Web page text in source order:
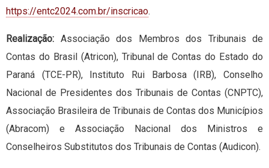
https://entc2024.com.br/inscricao.
Realização: Associação dos Membros dos Tribunais de
Contas do Brasil (Atricon), Tribunal de Contas do Estado do
Paraná (TCE-PR), Instituto Rui Barbosa (IRB), Conselho
Nacional de Presidentes dos Tribunais de Contas (CNPTC),
Associação Brasileira de Tribunais de Contas dos Municípios
(Abracom) e Associação Nacional dos Ministros e
Conselheiros Substitutos dos Tribunais de Contas (Audicon).